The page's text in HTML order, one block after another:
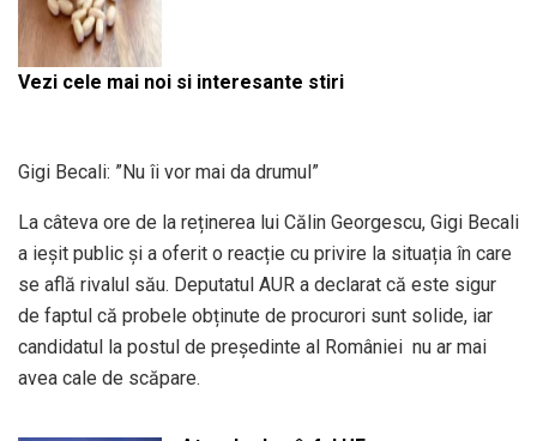
Vezi cele mai noi si interesante stiri
Gigi Becali: ”Nu îi vor mai da drumul”
La câteva ore de la reținerea lui Călin Georgescu, Gigi Becali
a ieșit public și a oferit o reacție cu privire la situația în care
se află rivalul său. Deputatul AUR a declarat că este sigur
de faptul că probele obținute de procurori sunt solide, iar
candidatul la postul de președinte al României nu ar mai
avea cale de scăpare.